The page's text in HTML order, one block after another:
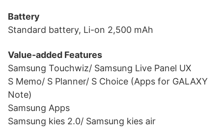
Battery
Standard battery, Li-on 2,500 mAh
Value-added Features
Samsung Touchwiz/ Samsung Live Panel UX
S Memo/ S Planner/ S Choice (Apps for GALAXY
Note)
Samsung Apps
Samsung kies 2.0/ Samsung kies air